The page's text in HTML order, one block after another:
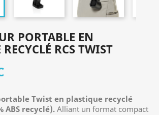
PORTABLE EN
RCS TWIST
Twist en plastique recyclé
ABS recyclé).Alliant un format compact